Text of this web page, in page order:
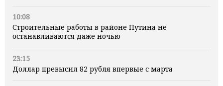
10:08
Строительные работы в районе Путина не
останавливаются даже ночью
23:15
Доллар превысил 82 рубля впервые с марта